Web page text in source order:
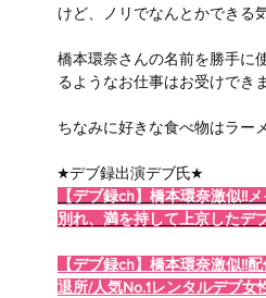
けど、ノリでなんとかできる
橋本環奈さんの名前を勝手に
るようなお仕事はお受けでき
ちなみに好きな食べ物はラー
★デブ録出演デブ氏★
【デブ録ch】橋本環奈激似!!
別れ、満を持して上京したデ
【デブ録ch】橋本環奈激似!!
退所/人気No.1レンタルデブ女